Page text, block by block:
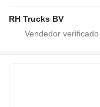
RH Trucks BV